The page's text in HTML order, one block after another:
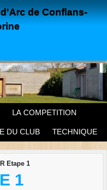
de Conflans-
LA COMPETITION
DU CLUB TECHNIQUE
Etape 1
1